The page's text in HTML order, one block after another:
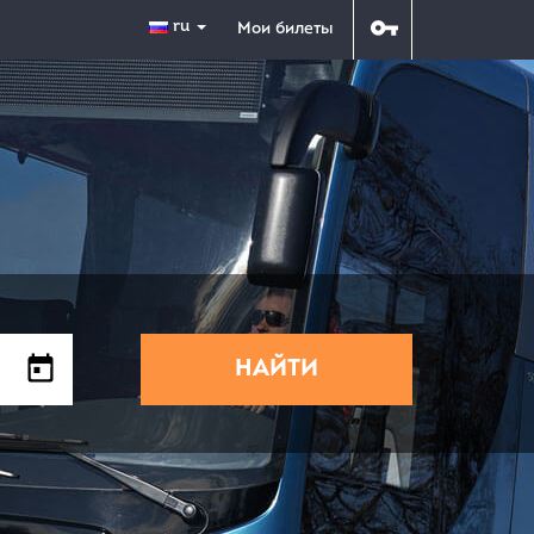
ru Мои билеты
НАЙТИ